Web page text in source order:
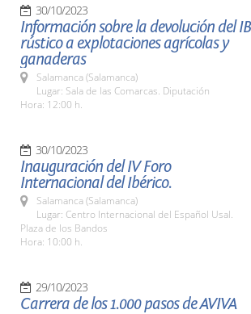
30/10/2023
Información sobre la devolución del
rústico a explotaciones agrícolas y
ganaderas
Salamanca (Salamanca)
Lugar: Sala de las Comarcas. Diputación
Hora: 12:00 h.
30/10/2023
Inauguración del IV Foro
Internacional del Ibérico.
Salamanca (Salamanca)
Lugar: Centro Internacional del Español Usal.
Plaza de los Bandos
Hora: 10:00 h.
29/10/2023
Carrera de los 1.000 pasos de AVIVA